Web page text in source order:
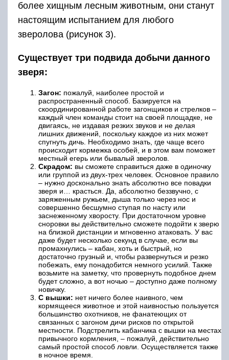
более хищным лесным животным, они станут
настоящим испытанием для любого
зверолова (рисунок 3).
Существует три подвида добычи данного
зверя:
Загон: пожалуй, наиболее простой и
распространенный способ. Базируется на
скоординированной работе загонщиков и стрелков ‒
каждый член команды стоит на своей площадке, не
двигаясь, не издавая резких звуков и не делая
лишних движений, поскольку каждое из них может
спугнуть дичь. Необходимо знать, где чаще всего
происходит кормежка особей, и в этом вам поможет
местный егерь или бывалый зверолов.
Скрадом: вы сможете справиться даже в одиночку
или группой из двух-трех человек. Основное правило
‒ нужно досконально знать абсолютно все повадки
зверя и… красться. Да, абсолютно беззвучно, с
заряженным ружьем, дыша только через нос и
совершенно бесшумно ступая по насту или
заснеженному хворосту. При достаточном уровне
сноровки вы действительно сможете подойти к зверю
на близкой дистанции и мгновенно атаковать. У вас
даже будет несколько секунд в случае, если вы
промахнулись ‒ кабан, хоть и быстрый, но
достаточно грузный и, чтобы развернуться и резко
побежать, ему понадобится немного усилий. Также
возьмите на заметку, что провернуть подобное днем
будет сложно, а вот ночью ‒ доступно даже полному
новичку.
С вышки: нет ничего более наивного, чем
кормящееся животное и этой наивностью пользуется
большинство охотников, не фанатеющих от
связанных с загоном дичи рисков по открытой
местности. Подстрелить кабанчика с вышки на местах
привычного кормления, ‒ пожалуй, действительно
самый простой способ ловли. Осуществляется также
в ночное время.